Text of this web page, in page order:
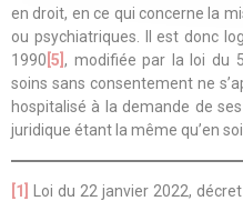
en droit, en ce qui concerne la
ou psychiatriques. Il est donc
1990 [5] , modifiée par la loi du
soins sans consentement ne
hospitalisé à la demande de
juridique étant la même qu’en
[1]
Loi du 22 janvier 2022,